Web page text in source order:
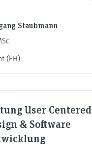
Staubmann
(FH)
User Centered
& Software